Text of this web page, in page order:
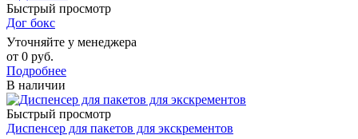
Быстрый просмотр
Дог бокс
Уточняйте у менеджера
от 0 руб.
Подробнее
В наличии
Быстрый просмотр
Диспенсер для пакетов для экскрементов